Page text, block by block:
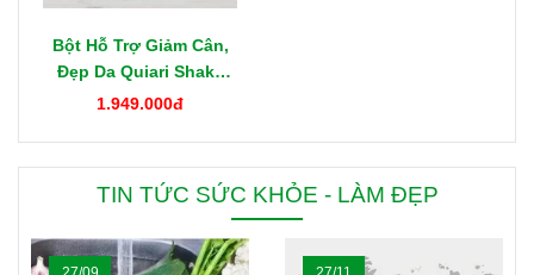
Bột Hỗ Trợ Giảm Cân,
Đẹp Da Quiari Shake
1000g Mỹ
1.949.000đ
TIN TỨC SỨC KHỎE - LÀM ĐẸP